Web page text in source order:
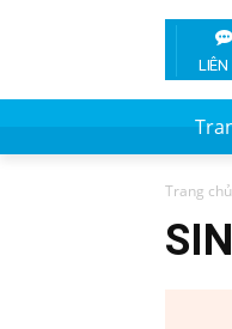
LIÊN
Trang chủ